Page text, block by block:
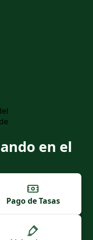
en el
Pago de Tasas